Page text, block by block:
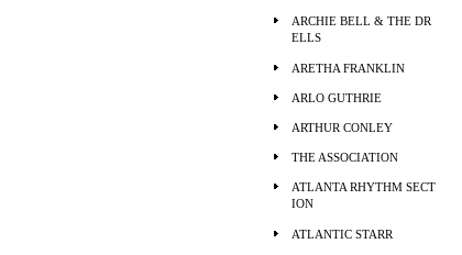
ARCHIE BELL & THE DR
ELLS
ARETHA FRANKLIN
ARLO GUTHRIE
ARTHUR CONLEY
THE ASSOCIATION
ATLANTA RHYTHM SECT
ION
ATLANTIC STARR